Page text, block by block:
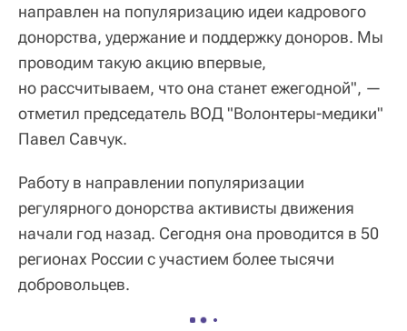
направлен на популяризацию идеи кадрового
донорства, удержание и поддержку доноров. Мы
проводим такую акцию впервые,
но рассчитываем, что она станет ежегодной", —
отметил председатель ВОД "Волонтеры-медики"
Павел Савчук.
Работу в направлении популяризации
регулярного донорства активисты движения
начали год назад. Сегодня она проводится в 50
регионах России с участием более тысячи
добровольцев.